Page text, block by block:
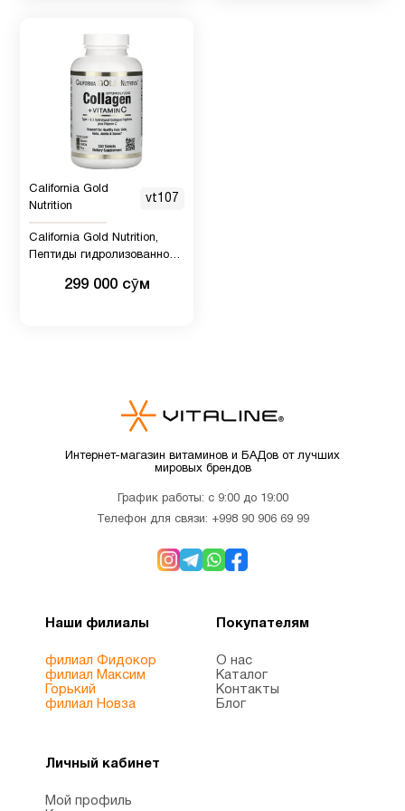
масло
Коллагены 5
Коэнзим
(CoQ10)
Красота 2
Микроэлементы 2
Новые
волосы
California Gold
Nutrition
vt107
California Gold Nutrition,
Пептиды гидролизованного
типы 1 и 3, 250 таблеток
299 000 сӯм
Интернет-магазин витаминов и БАДов от лучших
мировых брендов
График работы: с 9:00 до 19:00
Телефон для связи: +998 90 906 69 99
Наши филиалы
филиал Фидокор
филиал Максим
Горький
филиал Новза
Покупателям
О нас
Каталог
Контакты
Блог
Личный кабинет
Мой профиль